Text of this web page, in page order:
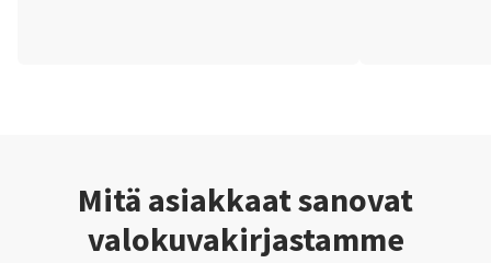
Mitä asiakkaat sanovat
valokuvakirjastamme